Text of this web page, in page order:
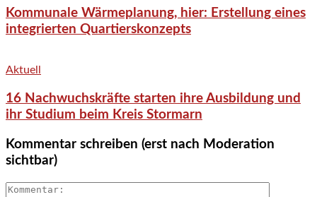
Kommunale Wärmeplanung, hier: Erstellung eines
integrierten Quartierskonzepts
Aktuell
16 Nachwuchskräfte starten ihre Ausbildung und
ihr Studium beim Kreis Stormarn
Kommentar schreiben (erst nach Moderation
sichtbar)